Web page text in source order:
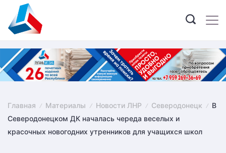
content
Главная Материалы Новости ЛНР Северодонецк
В
Северодонецком ДК началась череда веселых и
красочных новогодних утренников для учащихся школ